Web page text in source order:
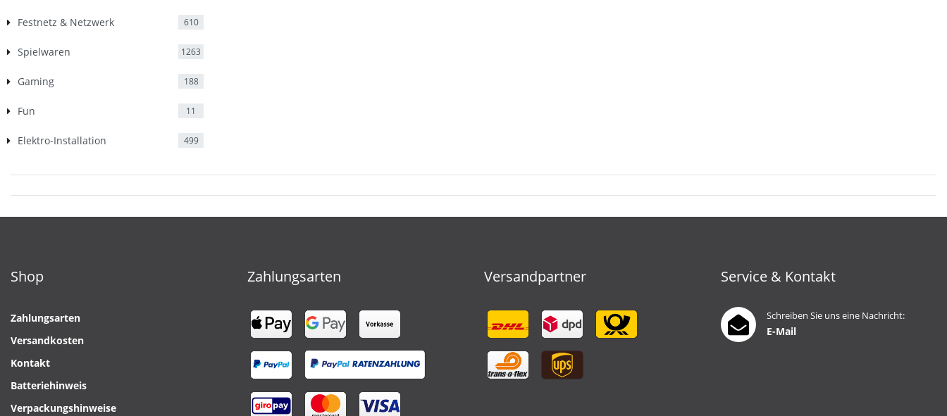
Festnetz & Netzwerk 610
Spielwaren 1263
Gaming 188
Fun 11
Elektro-Installation 499
Shop
Zahlungsarten
Versandkosten
Kontakt
Batteriehinweis
Verpackungshinweise
Zahlungsarten Versandpartner Service & Kontakt
Schreiben Sie uns eine Nachricht:
E-Mail